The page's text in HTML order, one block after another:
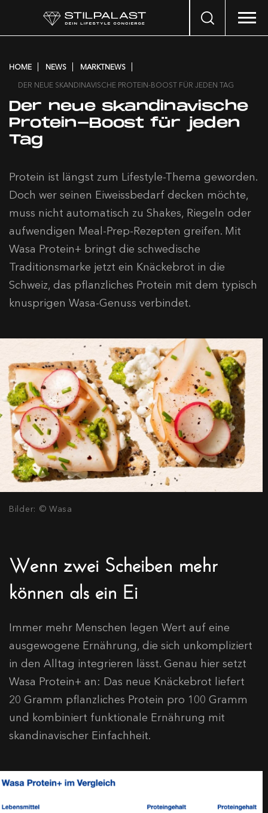
Search
HOME NEWS
MARKTNEWS
DER NEUE SKANDINAVISCHE PROTEIN-BOOST FÜR JEDEN TAG
Der neue skandinavische
Protein-Boost für jeden
Tag
Protein ist längst zum Lifestyle-Thema geworden.
Doch wer seinen Eiweissbedarf decken möchte,
muss nicht automatisch zu Shakes, Riegeln oder
aufwendigen Meal-Prep-Rezepten greifen. Mit
Wasa Protein+ bringt die schwedische
Traditionsmarke jetzt ein Knäckebrot in die
Schweiz, das pflanzliches Protein mit dem typisch
knusprigen Wasa-Genuss verbindet.
Bilder: © Wasa
Wenn zwei Scheiben mehr
können als ein Ei
Immer mehr Menschen legen Wert auf eine
ausgewogene Ernährung, die sich unkompliziert
in den Alltag integrieren lässt. Genau hier setzt
Wasa Protein+ an: Das neue Knäckebrot liefert
20 Gramm pflanzliches Protein pro 100 Gramm
und kombiniert funktionale Ernährung mit
skandinavischer Einfachheit.